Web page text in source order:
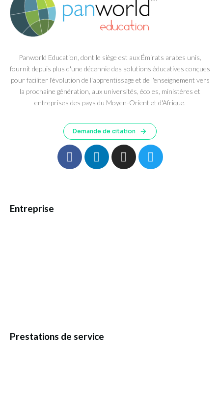
Panworld Education, dont le siège est aux Émirats arabes unis,
fournit depuis plus d'une décennie des solutions éducatives conçues
pour faciliter l'évolution de l'apprentissage et de l'enseignement vers
la prochaine génération, aux universités, écoles, ministères et
entreprises des pays du Moyen-Orient et d'Afrique.
Demande de citation
Entreprise
Prestations de service